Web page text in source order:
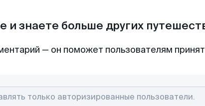
и знаете больше других
— он поможет пользователям